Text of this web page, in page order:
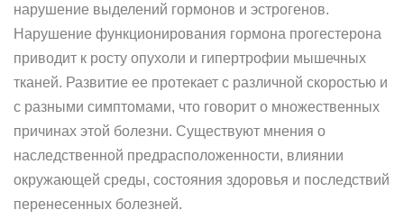
нарушение выделений гормонов и эстрогенов.
Нарушение функционирования гормона прогестерона
приводит к росту опухоли и гипертрофии мышечных
тканей. Развитие ее протекает с различной скоростью и
с разными симптомами, что говорит о множественных
причинах этой болезни. Существуют мнения о
наследственной предрасположенности, влиянии
окружающей среды, состояния здоровья и последствий
перенесенных болезней.